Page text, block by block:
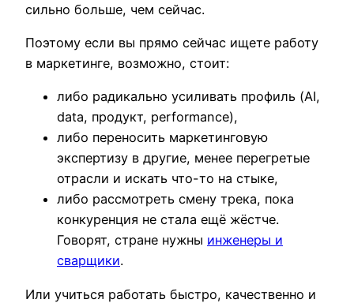
сильно больше, чем сейчас.
Поэтому если вы прямо сейчас ищете работу
в маркетинге, возможно, стоит:
либо радикально усиливать профиль (AI,
data, продукт, performance),
либо переносить маркетинговую
экспертизу в другие, менее перегретые
отрасли и искать что-то на стыке,
либо рассмотреть смену трека, пока
конкуренция не стала ещё жёстче.
Говорят, стране нужны инженеры и
сварщики.
Или учиться работать быстро, качественно и